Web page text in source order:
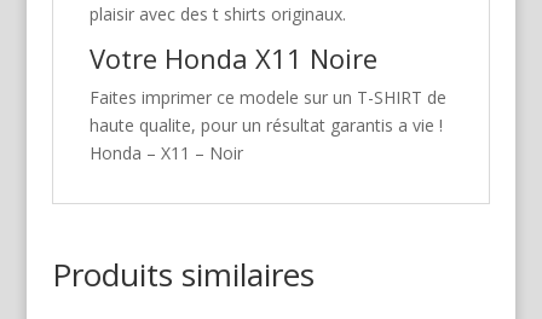
plaisir avec des t shirts originaux.
Votre Honda X11 Noire
Faites imprimer ce modele sur un T-SHIRT de
haute qualite, pour un résultat garantis a vie !
Honda – X11 – Noir
Produits similaires